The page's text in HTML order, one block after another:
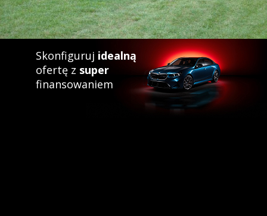
Skonfiguruj idealną
ofertę z super
finansowaniem